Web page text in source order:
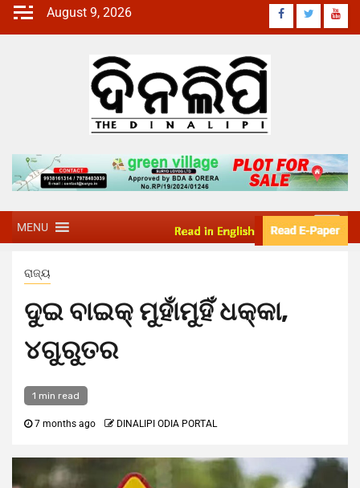
August 9, 2026
MENU
ରାଜ୍ୟ
ଦୁଇ ବାଇକ୍‌ ମୁହାଁମୁହିଁ ଧକ୍କା,
୪ଗୁରୁତର
1 min read
7 months ago DINALIPI ODIA PORTAL